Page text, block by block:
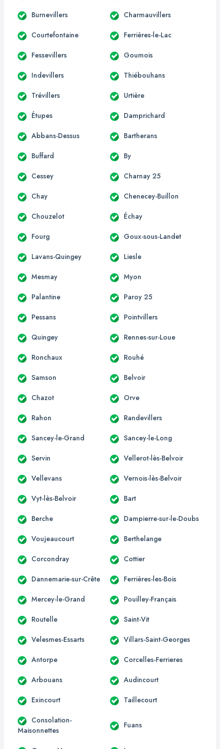
Burnevillers Charmauvillers
Courtefontaine Ferrières-le-Lac
Fessevillers Goumois
Indevillers Thiébouhans
Trévillers Urtière
Étupes Damprichard
Abbans-Dessus Bartherans
Buffard By
Cessey Charnay 25
Chay Chenecey-Buillon
Chouzelot Échay
Fourg Goux-sous-Landet
Lavans-Quingey Liesle
Mesmay Myon
Palantine Paroy 25
Pessans Pointvillers
Quingey Rennes-sur-Loue
Ronchaux Rouhé
Samson Belvoir
Chazot Orve
Rahon Randevillers
Sancey-le-Grand Sancey-le-Long
Servin Vellerot-lès-Belvoir
Vellevans Vernois-lès-Belvoir
Vyt-lès-Belvoir Bart
Berche Dampierre-sur-le-Doubs
Voujeaucourt Berthelange
Corcondray Cottier
Dannemarie-sur-Crête Ferrières-les-Bois
Mercey-le-Grand Pouilley-Français
Routelle Saint-Vit
Velesmes-Essarts Villars-Saint-Georges
Antorpe Corcelles-Ferrieres
Arbouans Audincourt
Exincourt Taillecourt
Consolation-
Maisonnettes
Fuans